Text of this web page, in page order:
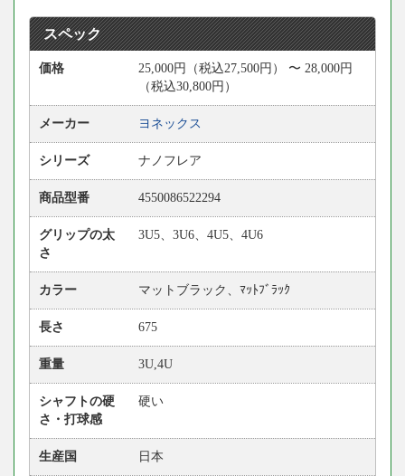
スペック
価格
25,000円（税込27,500円） 〜 28,000円
（税込30,800円）
メーカー ヨネックス
シリーズ ナノフレア
商品型番 4550086522294
グリップの太
さ
3U5、3U6、4U5、4U6
カラー マットブラック、ﾏｯﾄﾌﾞﾗｯｸ
長さ 675
重量 3U,4U
シャフトの硬
さ・打球感
硬い
生産国 日本